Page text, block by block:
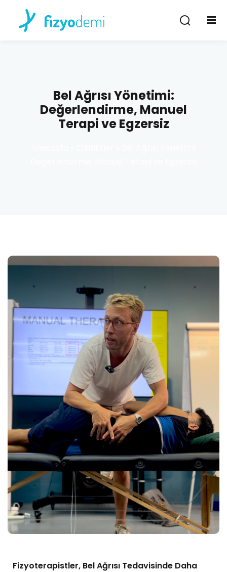
Bel Ağrısı Yönetimi:
Değerlendirme, Manuel
Terapi ve Egzersiz
Fizyoterapistler, Bel Ağrısı Tedavisinde Daha
Giriş Yap